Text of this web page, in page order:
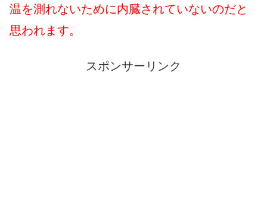
温を測れないために内臓されていないのだと
思われます。
スポンサーリンク